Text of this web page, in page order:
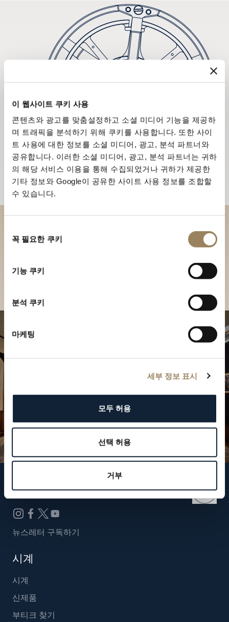
이 웹사이트 쿠키 사용
콘텐츠와 광고를 맞춤설정하고 소셜 미디어 기능을 제공하
며 트래픽을 분석하기 위해 쿠키를 사용합니다. 또한 사이
트 사용에 대한 정보를 소셜 미디어, 광고, 분석 파트너와
공유합니다. 이러한 소셜 미디어, 광고, 분석 파트너는 귀하
의 해당 서비스 이용을 통해 수집되었거나 귀하가 제공한
기타 정보와 Google이 공유한 사이트 사용 정보를 조합할
수 있습니다.
꼭 필요한 쿠키
기능 쿠키
분석 쿠키
마케팅
세부 정보 표시
모두 허용
선택 허용
거부
부티크에서 브레게 컬렉션을 만
브레게 팔로우하기
뉴스레터 구독하기
시계
시계
신제품
부티크 찾기